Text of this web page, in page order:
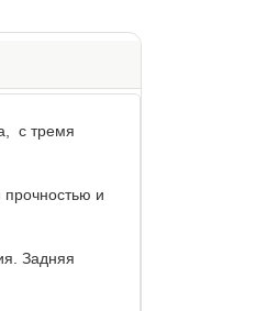
с тремя
и
Задняя